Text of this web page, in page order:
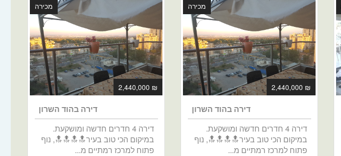
₪ 2,440,000
מכירה
דירה בהוד השרון
דירה 4 חדרים חדשה ומושקעת.
במיקום הכי טוב בעיר🔝🔝🔝🔝, נוף
פתוח למרכז רמתיים מ...
₪ 2,440,000
מכירה
דירה בהוד השרון
דירה 4 חדרים חדשה ומושקעת.
במיקום הכי טוב בעיר🔝🔝🔝🔝, נוף
פתוח למרכז רמתיים מ...